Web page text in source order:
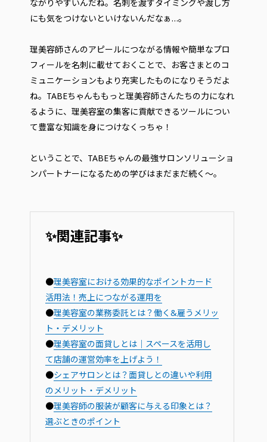
ながりやすいんだね。名刺を渡すタイミングや渡し方
にも気をつけないといけないんだなぁ…。
理美容師さんのアピールにつながる情報や簡単なプロ
フィールを名刺に載せておくことで、お客さまとのコ
ミュニケーションもより充実したものになりそうだよ
ね。TABEちゃんももっと理美容師さんたちの力になれ
るように、理美容室の集客に貢献できるツールについ
て豊富な知識を身につけなくっちゃ！
ということで、TABEちゃんの最強サロンソリューショ
ンパートナーになるための学びはまだまだ続く～。
✨関連記事✨
●理美容室における効果的なポイントカード
活用法！売上につながる運用を
●理美容室の業務委託とは？働く&雇うメリッ
ト・デメリット
●理美容室の面貸しとは｜スペースを活用し
て店舗の運営効率を上げよう！
●シェアサロンとは？面貸しとの違いや利用
のメリット・デメリット
●理美容師の服装が顧客に与える印象とは？
選ぶときのポイント